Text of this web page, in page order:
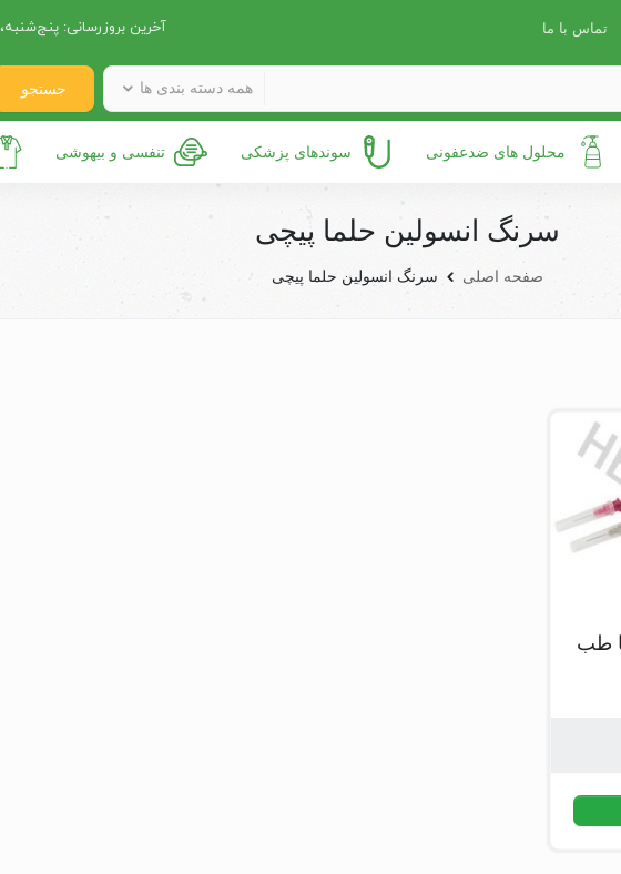
تماس با ما آخرین بروزرسانی: پنج‌شنبه، 6 آگوست 2026
همه دسته بندی ها جستجو
محلول های ضدعفونی سوندهای پزشکی تنفسی و بیهوشی
سرنگ انسولین حلما پیچی
صفحه اصلی سرنگ انسولین حلما پیچی
طب